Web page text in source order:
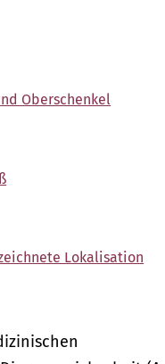
Oberschenkel
Lokalisation